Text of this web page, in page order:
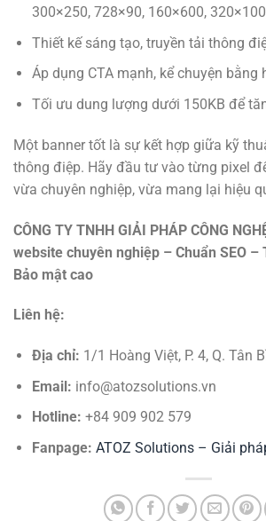
300×250, 728×90, 160×600,
Thiết kế sáng tạo, truyền tải thông
Áp dụng CTA mạnh, kể chuyện bằng
Tối ưu dung lượng dưới 150KB để
Một banner tốt là sự kết hợp giữa kỹ
thông điệp. Hãy đầu tư vào từng pixel
vừa chuyên nghiệp, vừa mang lại hiệu
CÔNG TY TNHH GIẢI PHÁP CÔNG
website chuyên nghiệp – Chuẩn SEO
Bảo mật cao
Liên hệ:
Địa chỉ: 1/1 Hoàng Việt, P. 4, Q. Tân
Email: info@atozsolutions.vn
Hotline: +84 909 902 579
Fanpage: ATOZ Solutions – Giải